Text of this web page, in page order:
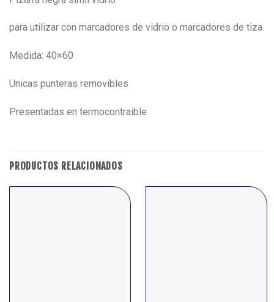
para utilizar con marcadores de vidrio o marcadores de tiza
Medida: 40×60
Unicas punteras removibles
Presentadas en termocontraible
PRODUCTOS RELACIONADOS